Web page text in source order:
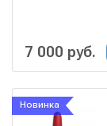
7 000 руб.
Новинка